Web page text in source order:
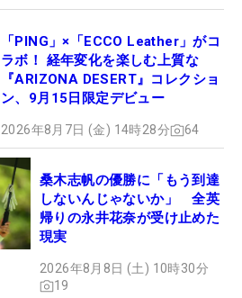
「PING」×「ECCO Leather」がコ
ラボ！ 経年変化を楽しむ上質な
『ARIZONA DESERT』コレクショ
ン、9月15日限定デビュー
2026年8月7日 (金) 14時28分 64
桑木志帆の優勝に「もう到達
しないんじゃないか」 全英
帰りの永井花奈が受け止めた
現実
2026年8月8日 (土) 10時30分
19